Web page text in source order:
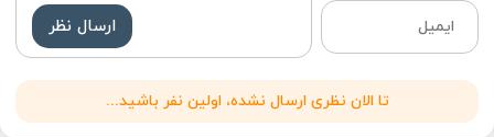
ارسال نظر
تا الان نظری ارسال نشده، اولین نفر باشید...